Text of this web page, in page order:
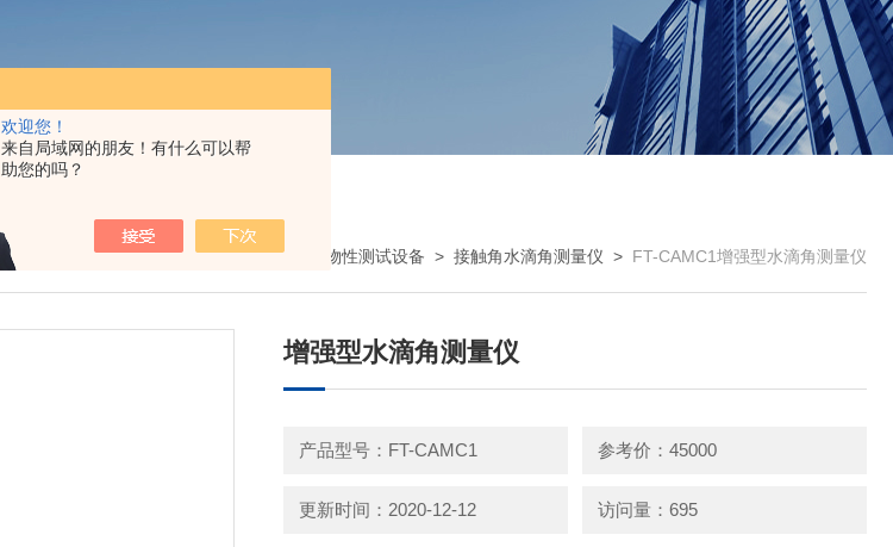
欢迎您！
来自局域网的朋友！有什么可以帮
助您的吗？
我的位置：首页>产品中心> 表面物性测试设备 > 接触角水滴角测量仪 > FT-CAMC1增强型水滴角测量仪
增强型水滴角测量仪
产品型号：FT-CAMC1 参考价：45000
更新时间：2020-12-12 访问量：695